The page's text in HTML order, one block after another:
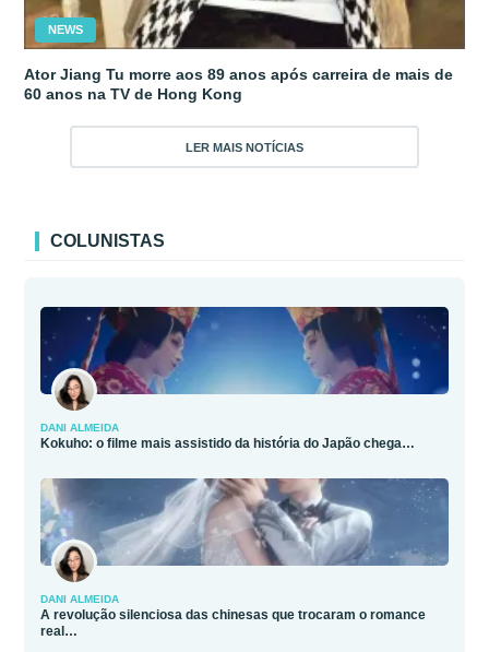
NEWS
Ator Jiang Tu morre aos 89 anos após carreira de mais de
60 anos na TV de Hong Kong
LER MAIS NOTÍCIAS
COLUNISTAS
DANI ALMEIDA
Kokuho: o filme mais assistido da história do Japão chega…
DANI ALMEIDA
A revolução silenciosa das chinesas que trocaram o romance
real…